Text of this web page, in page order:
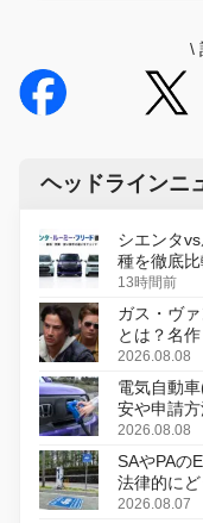
\
ヘッドラインニ
シエンタ
種を徹底比
13時間前
ガス・ヴ
とは？名
初のデジタ
2026.08.08
電気自動
安や申請
2026.08.08
SAやPAの
法律的に
2026.08.07